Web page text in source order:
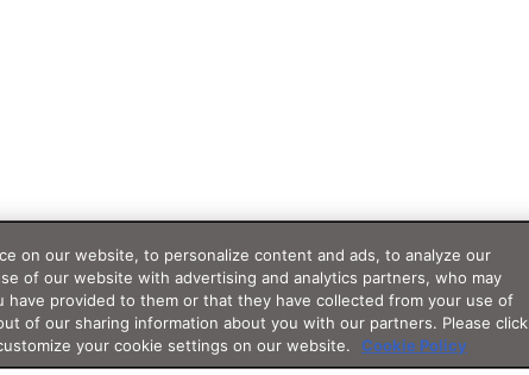
on our website, to personalize content and ads, to analyze our
of our website with advertising and analytics partners, who may
provided to them or that they have collected from your use of
of our sharing information about you with our partners. Please click
your cookie settings on our website.
Cookie Policy